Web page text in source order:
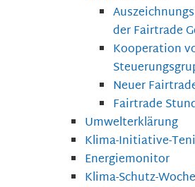
der Fairtrade
Kooperation
Neuer
Fairtrade
Umwelterklärung
Klima-Initiative-
Energiemonitor
Klima-Schutz-Woche